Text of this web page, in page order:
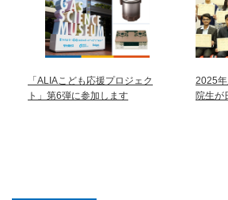
「ALIAこども応援プロジェク
ト」第6弾に参加します
2025
院生が